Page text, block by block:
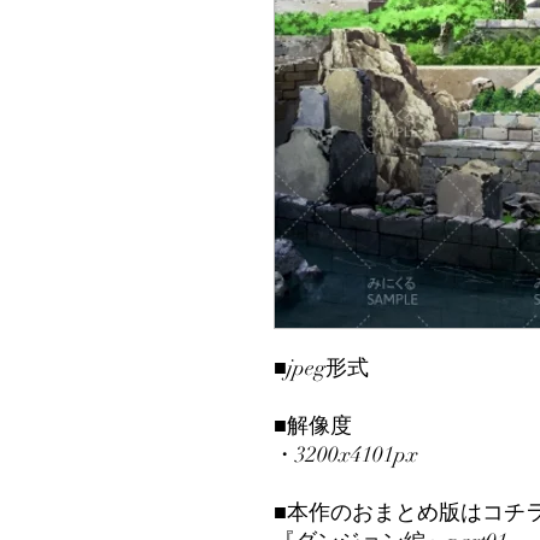
■jpeg形式
■解像度
・3200x4101px
■本作のおまとめ版はコチ